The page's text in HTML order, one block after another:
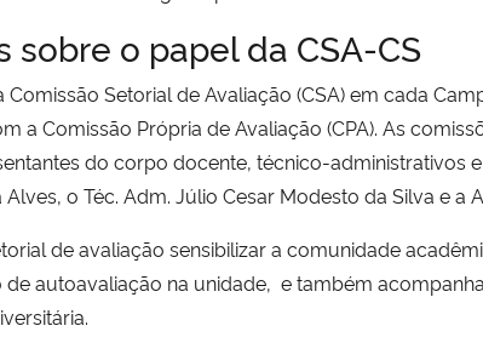
sobre o papel da CSA-CS
Setorial de Avaliação (CSA) em cada
a Comissão Própria de Avaliação (CPA). As
do corpo docente, técnico-administrativos
Alves, o Téc. Adm. Júlio Cesar Modesto da Silva e a
de avaliação sensibilizar a comunidade
autoavaliação na unidade, e também